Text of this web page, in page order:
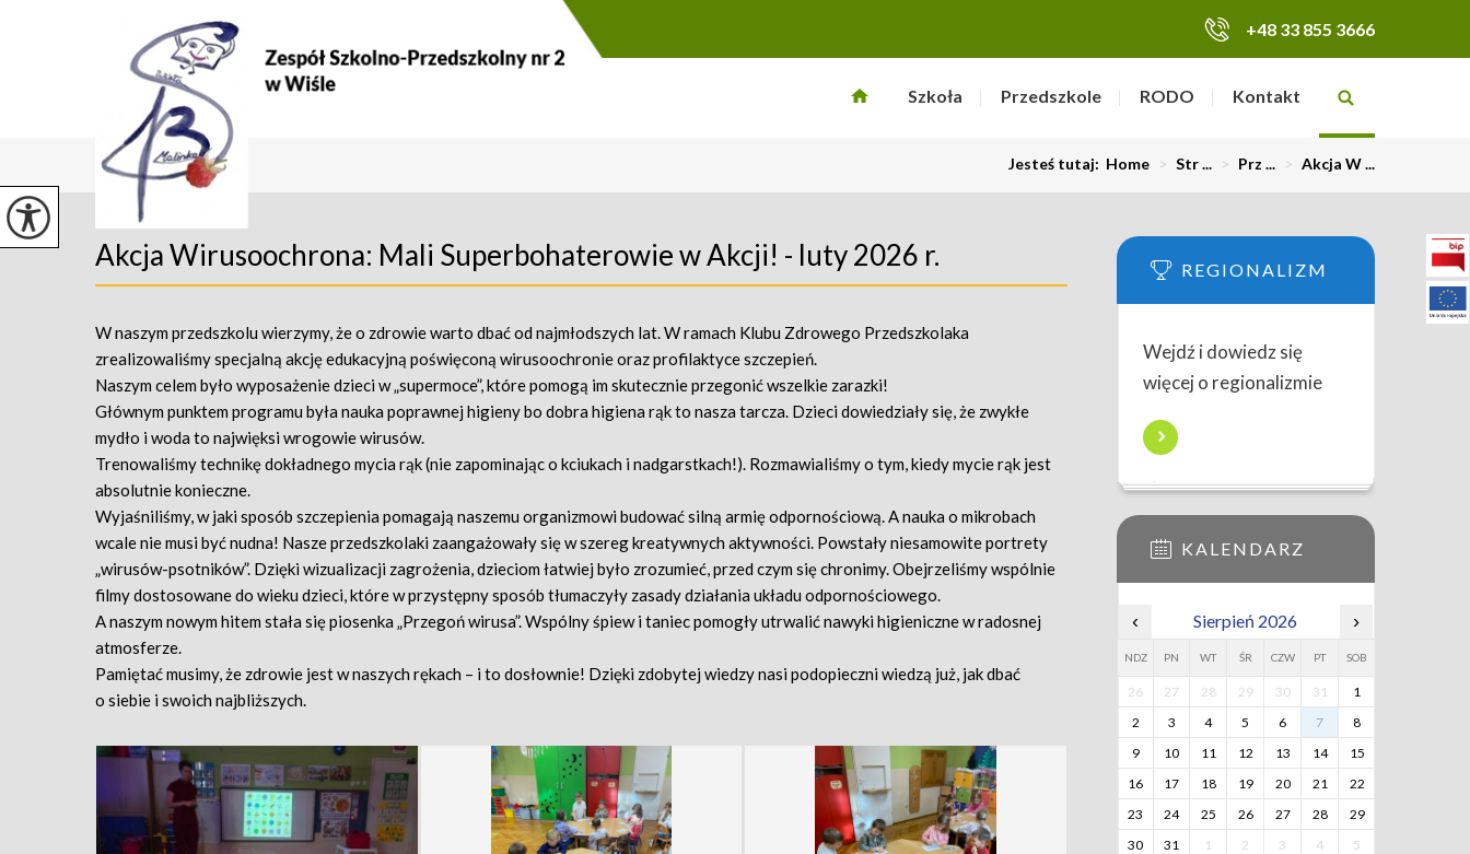
+48 33 855 3666
Szkoła Przedszkole RODO Kontakt
Jesteś tutaj: Home > Str ... > Prz ... > Akcja W ...
Akcja Wirusoochrona: Mali Superbohaterowie w Akcji! - luty 2026 r.
W naszym przedszkolu wierzymy, że o zdrowie warto dbać od najmłodszych lat. W ramach Klubu Zdrowego Przedszkolaka
zrealizowaliśmy specjalną akcję edukacyjną poświęconą wirusoochronie oraz profilaktyce szczepień.
Naszym celem było wyposażenie dzieci w „supermoce”, które pomogą im skutecznie przegonić wszelkie zarazki!
Głównym punktem programu była nauka poprawnej higieny bo dobra higiena rąk to nasza tarcza. Dzieci dowiedziały się, że zwykłe
mydło i woda to najwięksi wrogowie wirusów.
Trenowaliśmy technikę dokładnego mycia rąk (nie zapominając o kciukach i nadgarstkach!). Rozmawialiśmy o tym, kiedy mycie rąk jest
absolutnie konieczne.
Wyjaśniliśmy, w jaki sposób szczepienia pomagają naszemu organizmowi budować silną armię odpornościową. A nauka o mikrobach
wcale nie musi być nudna! Nasze przedszkolaki zaangażowały się w szereg kreatywnych aktywności. Powstały niesamowite portrety
„wirusów-psotników”. Dzięki wizualizacji zagrożenia, dzieciom łatwiej było zrozumieć, przed czym się chronimy. Obejrzeliśmy wspólnie
filmy dostosowane do wieku dzieci, które w przystępny sposób tłumaczyły zasady działania układu odpornościowego.
A naszym nowym hitem stała się piosenka „Przegoń wirusa”. Wspólny śpiew i taniec pomogły utrwalić nawyki higieniczne w radosnej
atmosferze.
Pamiętać musimy, że zdrowie jest w naszych rękach – i to dosłownie! Dzięki zdobytej wiedzy nasi podopieczni wiedzą już, jak dbać
o siebie i swoich najbliższych.
REGIONALIZM
Wejdź i dowiedz się
więcej o regionalizmie
KALENDARZ
‹ Sierpień 2026 ›
NDZ PN WT ŚR CZW PT SOB
26 27 28 29 30 31
1
2
3 4 5 6 7
8
9
10 11 12 13 14
15
16
17 18 19 20 21
22
23
24 25 26 27 28
29
30
31 1 2 3 4 5